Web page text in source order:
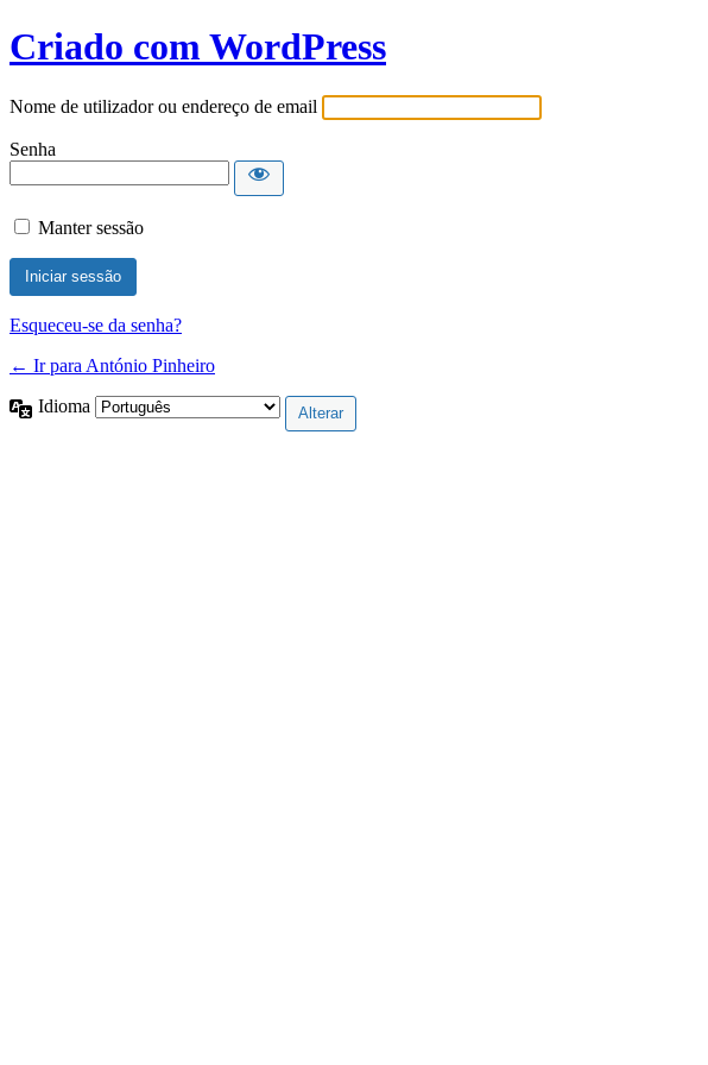
Criado com WordPress
Nome de utilizador ou endereço de email
Senha
Manter sessão
Esqueceu-se da senha?
← Ir para António Pinheiro
Idioma